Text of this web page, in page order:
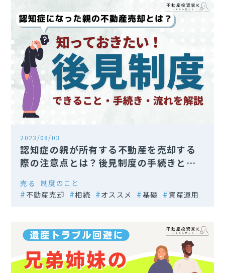
2023/08/03
認知症の親が所有する不動産を売却する
際の注意点とは？後見制度の手続きと流
売る
制度のこと
不動産売却
相続 オススメ 基礎 資産運用